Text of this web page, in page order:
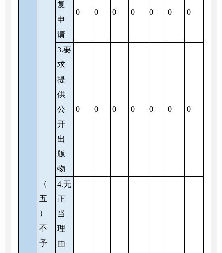
（
五
）
不
予
复
申
请
0 0 0 0 0 0 0
3.要
求
提
供
公
开
出
版
物
0 0 0 0 0 0 0
4.无
正
当
理
由